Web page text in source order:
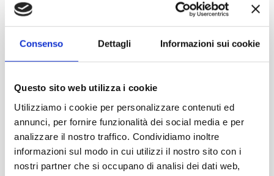
Consenso Dettagli Informazioni sui cookie
Questo sito web utilizza i cookie
Utilizziamo i cookie per personalizzare contenuti ed
annunci, per fornire funzionalità dei social media e per
analizzare il nostro traffico. Condividiamo inoltre
informazioni sul modo in cui utilizzi il nostro sito con i
nostri partner che si occupano di analisi dei dati web,
der Mauerring, vier Türme, einige Abschnitte des
Laufgrabens der Wache und zwei mittelalterliche rustikale
Häuser ziemlich erhalten geblieben. Um 1600 verlor die
Burg ihre baulichen Merkmale der Verteidigung und
die Grafen Arrighi abgetreten, die ohne groß am
Außenbereich Veränderungen vorzunehmen, einen Teil
der Burg in einen komfortablen und vornehmen Wohnsitz
umgestalteten.